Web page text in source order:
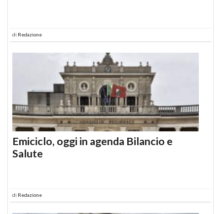
di Redazione
Emiciclo, oggi in agenda Bilancio e
Salute
di Redazione